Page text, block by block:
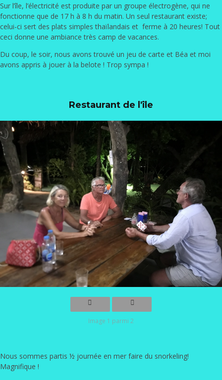
Sur l’île, l’électricité est produite par un groupe électrogène, qui ne
fonctionne que de 17 h à 8 h du matin. Un seul restaurant existe;
celui-ci sert des plats simples thaïlandais et ferme à 20 heures! Tout
ceci donne une ambiance très camp de vacances.
Du coup, le soir, nous avons trouvé un jeu de carte et Béa et moi
avons appris à jouer à la belote ! Trop sympa !
Restaurant de l'île
Image 1 parmi 2
Nous sommes partis ½ journée en mer faire du snorkeling!
Magnifique !